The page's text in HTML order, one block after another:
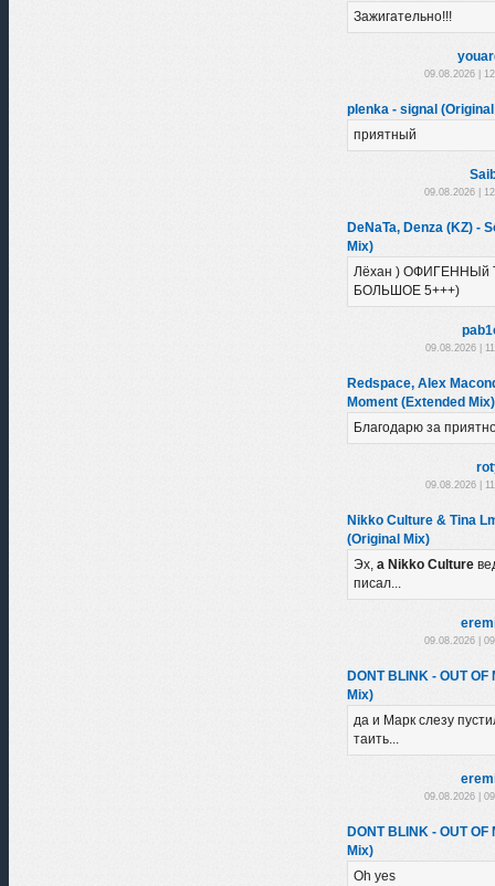
Зажигательно!!!
09.08.2026 |
plenka - signal
приятный
09.08.2026 |
DeNaTa, Denza (KZ) -
Mix)
Лёхан ) ОФИГЕННЫй
БОЛЬШОЕ 5+++)
09.08.2026 |
Redspace, Alex
Moment (Extended Mix)
Благодарю за
09.08.2026 |
Nikko Culture & Tina
(Original Mix)
Эх, а Nikko Culture
писал...
09.08.2026 |
DONT BLINK - OUT
Mix)
да и Марк слезу
таить...
09.08.2026 |
DONT BLINK - OUT
Mix)
Oh yes